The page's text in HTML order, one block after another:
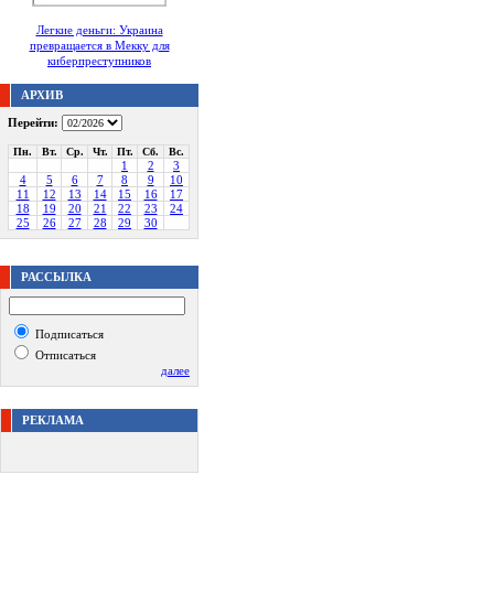
Легкие деньги: Украина
превращается в Мекку для
киберпреступников
АРХИВ
Перейти:
Пн. Вт. Ср. Чт. Пт. Сб. Вс.
1 2
3
4
5 6 7 8 9
10
11
12 13 14 15 16
17
18
19 20 21 22 23
24
25
26 27 28 29 30
РАССЫЛКА
Подписаться
Отписаться
далее
РЕКЛАМА